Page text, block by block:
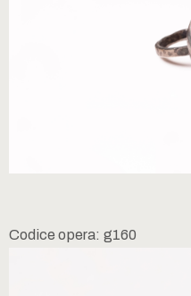
Codice opera: g160